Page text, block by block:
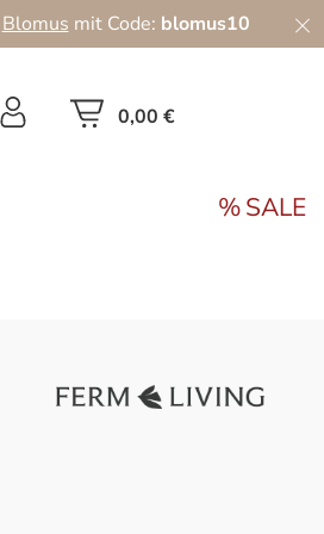
Blomus mit Code: blomus10
0,00 €
SALE